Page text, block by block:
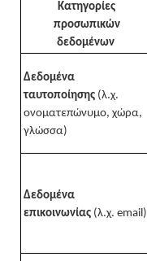
Κατηγορίες
προσωπικών
δεδομένων
Δεδομένα
ταυτοποίησης (λ.χ.
ονοματεπώνυμο, χώρα,
γλώσσα)
Δεδομένα
επικοινωνίας (λ.χ. email)